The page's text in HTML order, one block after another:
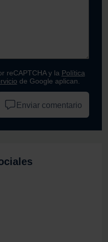
reCAPTCHA y la Política
de Google aplican.
Enviar comentario